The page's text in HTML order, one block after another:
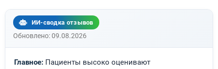
ИИ-сводка отзывов
Обновлено: 09.08.2026
Главное: Пациенты высоко оценивают